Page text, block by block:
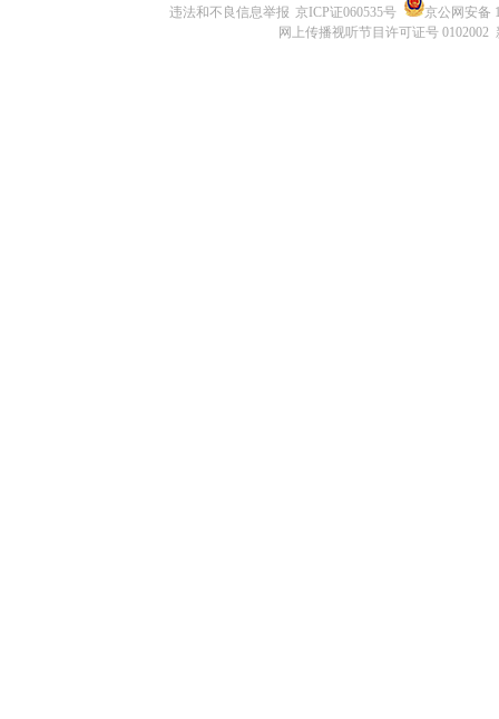
违法和不良信息举报 京ICP证060535号
京公网安备
网上传播视听节目许可证号 0102002